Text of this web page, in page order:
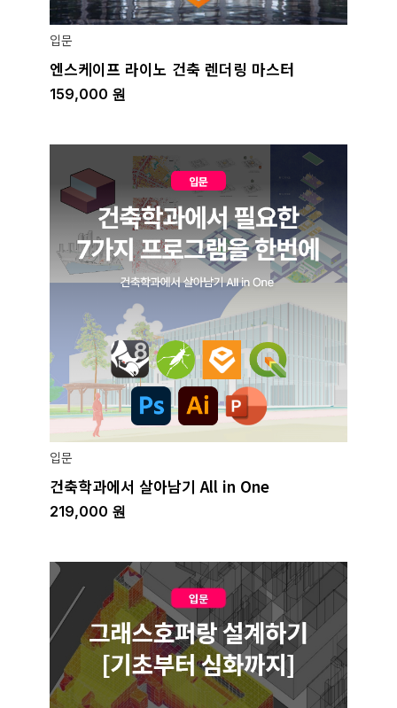
입문
엔스케이프 라이노 건축 렌더링 마스터
159,000 원
입문
건축학과에서 살아남기 All in One
219,000 원